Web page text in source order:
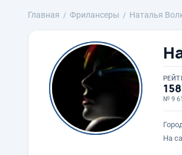
Главная Фрилансеры Наталья
158
№ 9
На